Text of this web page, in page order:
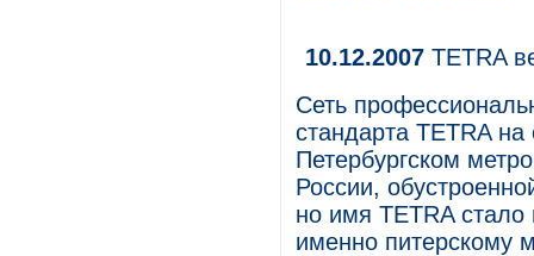
10.12.2007 TETRA
Сеть
стандарта TETRA
Петербургском
России,
но имя TETRA стало
именно питерскому